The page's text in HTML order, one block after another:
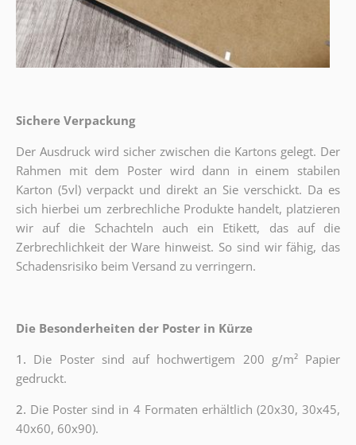
Sichere Verpackung
Der Ausdruck wird sicher zwischen die Kartons gelegt. Der
Rahmen mit dem Poster wird dann in einem stabilen
Karton (5vl) verpackt und direkt an Sie verschickt. Da es
sich hierbei um zerbrechliche Produkte handelt, platzieren
wir auf die Schachteln auch ein Etikett, das auf die
Zerbrechlichkeit der Ware hinweist. So sind wir fähig, das
Schadensrisiko beim Versand zu verringern.
Die Besonderheiten der Poster in Kürze
1. Die Poster sind auf hochwertigem 200 g/m² Papier
gedruckt.
2. Die Poster sind in 4 Formaten erhältlich (20x30, 30x45,
40x60, 60x90).